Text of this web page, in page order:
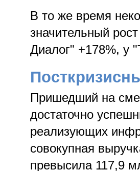
В то же время
значительный
Диалог" +178%, у
Пришедший на
достаточно
реализующих
совокупная
превысила 117,9